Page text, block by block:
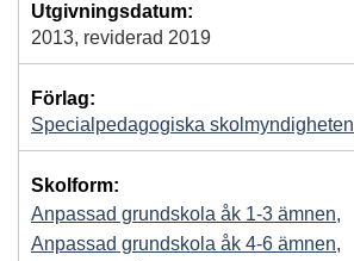
Utgivningsdatum:
2013, reviderad 2019
Förlag:
Specialpedagogiska skolmyndigheten
Skolform:
Anpassad grundskola åk 1-3 ämnen,
Anpassad grundskola åk 4-6 ämnen,